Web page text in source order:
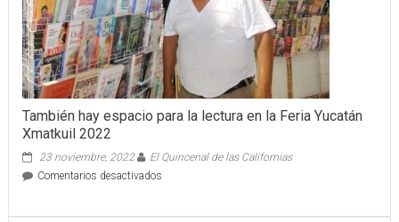
También hay espacio para la lectura en la Feria Yucatán
Xmatkuil 2022
23 noviembre, 2022
El Quincenal de las Californias
Comentarios desactivadosen